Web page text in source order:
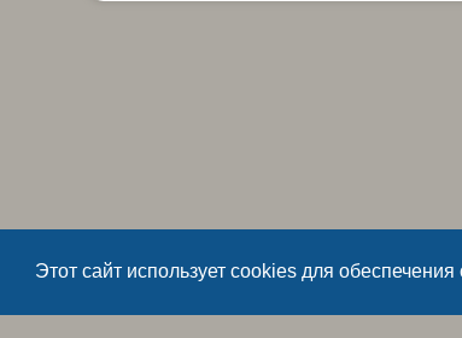
Этот сайт использует cookies для